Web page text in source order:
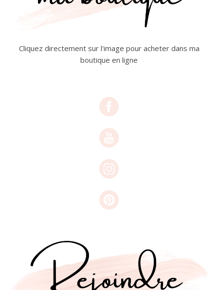
Cliquez directement sur l'image pour acheter dans ma
boutique en ligne